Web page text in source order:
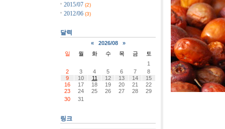
2015/07 (2)
2012/06 (3)
달력
« 2026/08
»
일
월 화 수 목 금
토
1
2
3 4 5 6 7
8
9
10 11 12 13 14
15
16
17 18 19 20 21
22
23
24 25 26 27 28
29
30
31
링크